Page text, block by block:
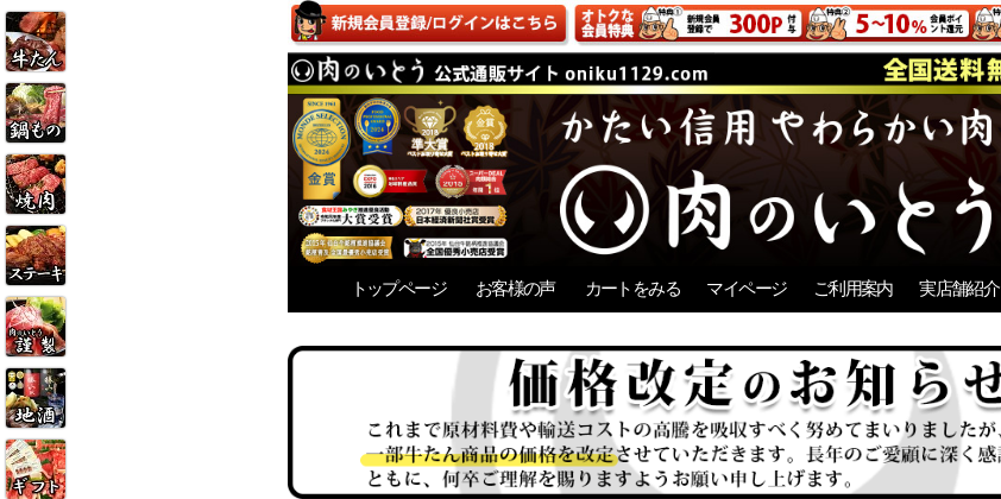
トップページ お客様の声 カートをみる マイページ ご利用案内 実店舗紹介